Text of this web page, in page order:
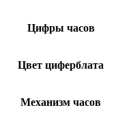
Цифры часов
Цвет циферблата
Механизм часов